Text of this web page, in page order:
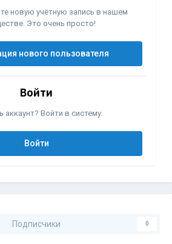
новую учётную запись в нашем
Это очень просто!
нового пользователя
Войти
аккаунт? Войти в систему.
Войти
Подписчики 0